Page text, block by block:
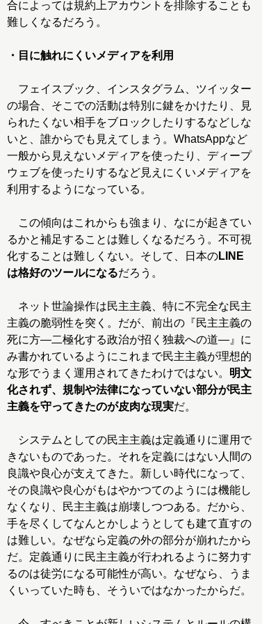
合によっては規約上アカウントを排除することも
難しくなるだろう。
・目に触れにくいメディアを利用
フェイスブック、インスタグラム、ツイッター
の場合、そこでの活動は特別に鍵をかけたり、見
られたくない相手をブロックしたりするなどしな
いと、誰からでも見えてしまう。WhatsAppなど
一般から見えないメディアを使ったり、ディープ
ウェブを使ったりするなど見えにくいメディアを
利用するようになっている。
この傾向はこれからも強まり、なにが起きてい
るかと補足することは難しくなるだろう。不可視
化することは難しくない。そして、日本のLINE
は格好のツールになるだろう。
ネット世論操作は民主主義、特に不完全な民主
主義の脆弱性を突く。だが、前出の『民主主義の
死に方―二極化する政治が招く独裁への道―』に
み書かれているようにこれまで民主主義が理想的
な形でうまく運用されてきたわけではない。 明文
化されず、規制や法律になっていない部分が民主
主義を守ってきたのが皮肉な現実だ。
システムとしての民主主義は定義通りに運用で
きないものであった。それを定義にはない人間の
良識や良心が支えてきた。新しい時代になって、
その良識や良心がもはやかつてのようには機能し
なくなり、民主主義は崩壊しつつある。だから、
手を尽くしてなんとかしようとしても建て直すの
は難しい。なぜなら定義の外の部分が崩れたから
だ。定義通りに民主主義が行われるように努力す
るのは徒労になる可能性が高い。なぜなら、うま
くいっていた時も、そういではなかったからだ。